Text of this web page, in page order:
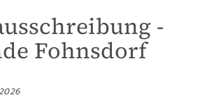
-
Fohnsdorf